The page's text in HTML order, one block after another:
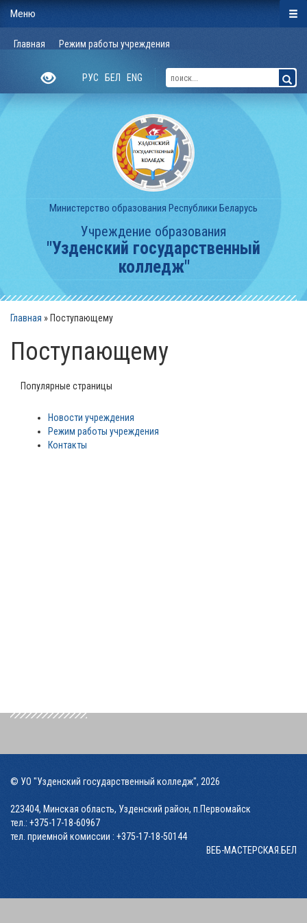
Главная Режим работы учреждения
РУС БЕЛ ENG
Министерство образования Республики Беларусь
Учреждение образования
"Узденский государственный
колледж"
Главная » Поступающему
Поступающему
Меню
Популярные страницы
Новости учреждения
Режим работы учреждения
Контакты
© УО "Узденский государственный колледж", 2026
223404, Минская область, Узденский район, п.Первомайск
тел.: +375-17-18-60967
тел. приемной комиссии : +375-17-18-50144
ВЕБ-МАСТЕРСКАЯ.БЕЛ